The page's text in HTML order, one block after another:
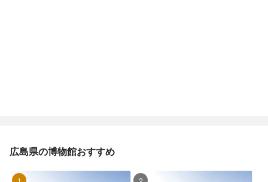
広島県の博物館おすすめ